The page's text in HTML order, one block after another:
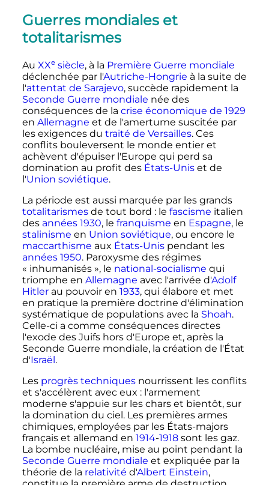
Guerres mondiales et
totalitarismes
Au XXesiècle, à la Première Guerre mondiale
déclenchée par l'Autriche-Hongrie à la suite de
l'attentat de Sarajevo, succède rapidement la
Seconde Guerre mondiale née des
conséquences de la crise économique de 1929
en Allemagne et de l'amertume suscitée par
les exigences du traité de Versailles. Ces
conflits bouleversent le monde entier et
achèvent d'épuiser l'Europe qui perd sa
domination au profit des États-Uniset de
l'Union soviétique.
La période est aussi marquée par les grands
totalitarismesde tout bord : le fascisme italien
des années 1930, le franquisme en Espagne, le
stalinisme en Union soviétique, ou encore le
maccarthisme aux États-Unispendant les
années 1950. Paroxysme des régimes
« inhumanisés », le national-socialisme qui
triomphe en Allemagne avec l'arrivée d'Adolf
Hitlerau pouvoir en 1933, qui élabore et met
en pratique la première doctrine d'élimination
systématique de populations avec la Shoah.
Celle-ci a comme conséquences directes
l'exode des Juifs hors d'Europe et, après la
Seconde Guerre mondiale, la création de l'État
d'Israël.
Les progrès techniquesnourrissent les conflits
et s'accélèrent avec eux : l'armement
moderne s'appuie sur les chars et bientôt, sur
la domination du ciel. Les premières armes
chimiques, employées par les États-majors
français et allemand en 1914-1918sont les gaz.
La bombe nucléaire, mise au point pendant la
Seconde Guerre mondiale et expliquée par la
théorie de la relativité d'Albert Einstein,